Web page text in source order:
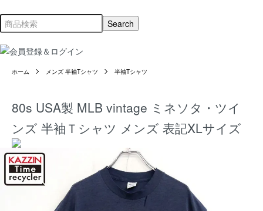
ホーム メンズ 半袖Tシャツ 半袖Tシャツ
80s USA製 MLB vintage ミネソタ・ツイ
ンズ 半袖Ｔシャツ メンズ 表記XLサイズ